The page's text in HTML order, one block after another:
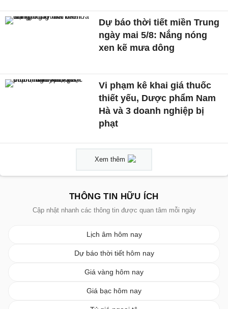
Dự báo thời tiết miền Trung
ngày mai 5/8: Nắng nóng
xen kẽ mưa dông
Vi phạm kê khai giá thuốc
thiết yếu, Dược phẩm Nam
Hà và 3 doanh nghiệp bị
phạt
Xem thêm
THÔNG TIN HỮU ÍCH
Cập nhật nhanh các thông tin được quan tâm mỗi ngày
Lịch âm hôm nay
Dự báo thời tiết hôm nay
Giá vàng hôm nay
Giá bạc hôm nay